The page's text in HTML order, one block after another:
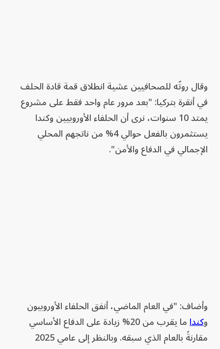
وقال روتّه للصحافيين عشية انطلاق قمة قادة الحلف
في أنقرة بتركيا: "بعد مرور عام واحد فقط على مشروع
يمتد 10 سنوات، نرى أن الحلفاء الأوروبيين وكندا
يستثمرون بالفعل حوالي 4% من ناتجهم المحلي
الإجمالي في الدفاع والأمن".
وأضاف: "في العام الماضي، أنفق الحلفاء الأوروبيون
وكندا
ما يقرب من 20% زيادة على الدفاع الأساسي
مقارنةً بالعام الذي سبقه. وبالنظر إلى عامي 2025